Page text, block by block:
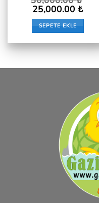
5oy aldı
Orijinal
fiyat:
30,000.00 ₺.
25,000.00 ₺andaki
fiyat:
SEPETE EKLE